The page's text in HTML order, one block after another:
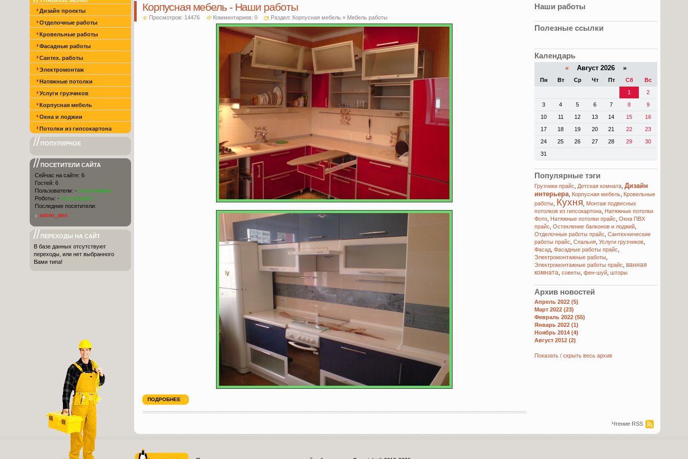
Корпусная мебель - Наши работы
Просмотров: 14476 Комментариев: 0 Раздел: Корпусная мебель» Мебель работы
ПОДРОБНЕЕ
Наши работы
Полезные ссылки
Календарь
« Август 2026 »
Пн Вт Ср Чт Пт Сб
Вс
1
2
3
4 5 6 7 8
9
10
11 12 13 14 15
16
17
18 19 20 21 22
23
24
25 26 27 28 29
30
31
Популярные тэги
Грузчики прайс Детская комната ,Дизайн
интерьера Корпусная мебель Кровельные
работы Кухня
Монтаж подвесных
потолков из гипсокартона Натяжные потолки
Фото Натяжные потолки прайс ,Окна ПВХ
прайс ,Остекление балконов и лоджий
Отделочные работы прайс ,Сантехнические
работы прайс ,Спальня ,Услуги грузчиков
Фасад ,Фасадные работы прайс
Электромонтажные работы
Электромонтажные работы прайс ,ванная
комната ,советы ,фен-шуй ,шторы
Архив новостей
Апрель 2022 (5)
Март 2022 (23)
Февраль 2022 (55)
Январь 2022 (1)
Ноябрь 2014 (4)
Август 2012 (2)
Показать / скрыть весь архив
Чтение RSS
Дизайн проекты
Отделочные работы
Кровельные работы
Фасадные работы
Сантех. работы
Электромонтаж
Натяжные потолки
Услуги грузчиков
Корпусная мебель
Окна и лоджии
Потолки из гипсокартона
ПОПУЛЯРНОЕ
ПОСЕТИТЕЛИ САЙТА
Сейчас на сайте: 6
Гостей: 6
Пользователи: - отсутствуют
Роботы: - отсутствуют
Последние посетители:
admin_alex
ПЕРЕХОДЫ НА САЙТ
В базе данных отсутствуют
переходы, или нет выбранного
Вами типа!